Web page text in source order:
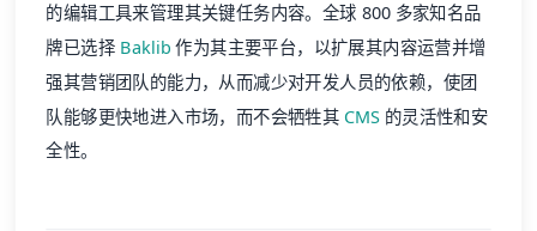
的编辑工具来管理其关键任务内容。全球 800 多家知名品
牌已选择 Baklib 作为其主要平台，以扩展其内容运营并增
强其营销团队的能力，从而减少对开发人员的依赖，使团
队能够更快地进入市场，而不会牺牲其 CMS的灵活性和安
全性。